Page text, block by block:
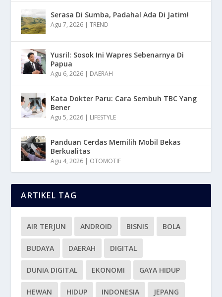
Serasa Di Sumba, Padahal Ada Di Jatim!
Agu 7, 2026 |TREND
Yusril: Sosok Ini Wapres Sebenarnya Di
Papua
Agu 6, 2026 | DAERAH
Kata Dokter Paru: Cara Sembuh TBC Yang
Bener
Agu 5, 2026 | LIFESTYLE
Panduan Cerdas Memilih Mobil Bekas
Berkualitas
Agu 4, 2026 | OTOMOTIF
ARTIKEL TAG
AIR TERJUN ANDROID BISNIS BOLA
BUDAYA DAERAH DIGITAL
DUNIA DIGITAL EKONOMI GAYA HIDUP
HEWAN HIDUP INDONESIA JEPANG